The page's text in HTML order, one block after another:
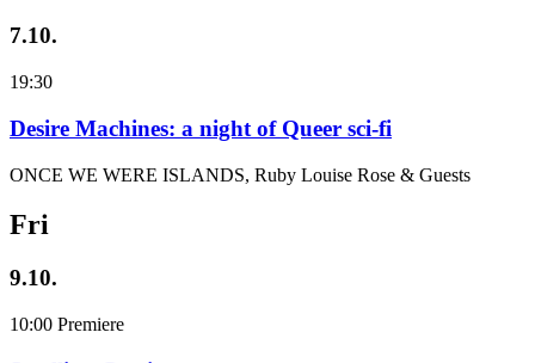
7.10.
19:30
Desire Machines: a night of Queer sci-fi
ONCE WE WERE ISLANDS, Ruby Louise Rose & Guests
Fri
9.10.
10:00 Premiere